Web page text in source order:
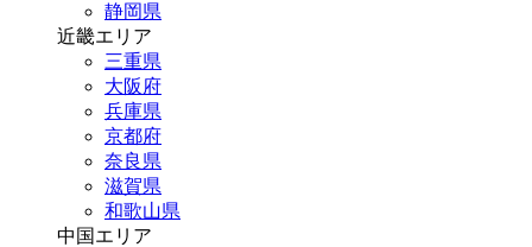
静岡県
近畿エリア
三重県
大阪府
兵庫県
京都府
奈良県
滋賀県
和歌山県
中国エリア